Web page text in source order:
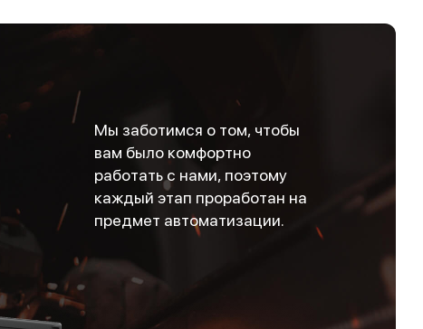
Мы заботимся о том, чтобы
вам было комфортно
работать с нами, поэтому
каждый этап проработан на
предмет автоматизации.